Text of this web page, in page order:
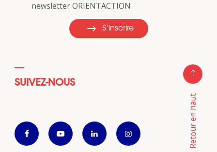
newsletter ORIENTACTION
S'inscrire
SUIVEZ-NOUS
Retour en haut